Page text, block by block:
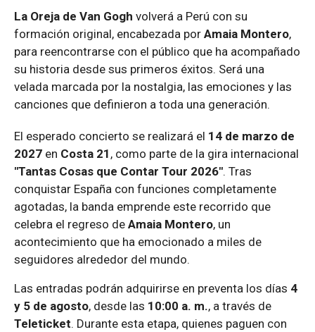
La Oreja de Van Gogh volverá a Perú con su
formación original, encabezada por Amaia Montero,
para reencontrarse con el público que ha acompañado
su historia desde sus primeros éxitos. Será una
velada marcada por la nostalgia, las emociones y las
canciones que definieron a toda una generación.
El esperado concierto se realizará el 14 de marzo de
2027 en Costa 21 , como parte de la gira internacional
"Tantas Cosas que Contar Tour 2026". Tras
conquistar España con funciones completamente
agotadas, la banda emprende este recorrido que
celebra el regreso de Amaia Montero, un
acontecimiento que ha emocionado a miles de
seguidores alrededor del mundo.
Las entradas podrán adquirirse en preventa los días 4
y 5 de agosto, desde las 10:00 a. m., a través de
Teleticket. Durante esta etapa, quienes paguen con